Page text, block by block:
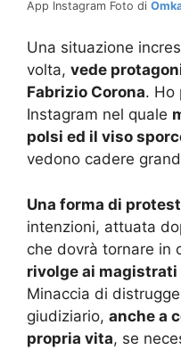
App Instagram Foto di
Una situazione
volta, vede
Fabrizio Corona. Ho
Instagram nel quale
polsi ed il viso
vedono cadere
Una forma di
intenzioni, attuata
che dovrà tornare in
rivolge ai
Minaccia di
giudiziario, anche a
propria vita, se